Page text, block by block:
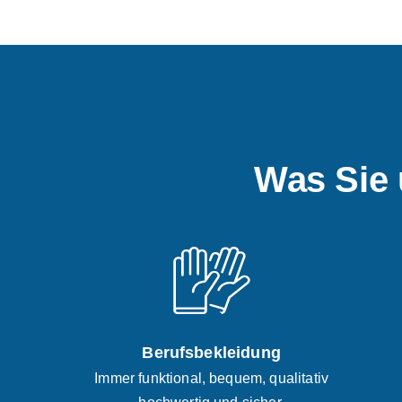
Was
Berufsbekleidung
Immer funktional, bequem, qualitativ